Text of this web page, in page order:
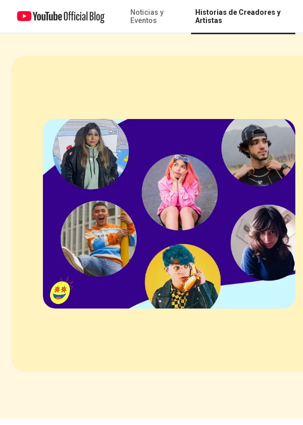
Noticias y
Eventos
Historias de Creadores y
Artistas
22 creadores latinos que dejan huella con Shorts